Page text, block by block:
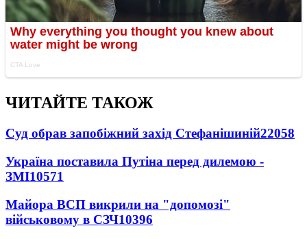
ЧИТАЙТЕ ТАКОЖ
Суд обрав запобіжний захід Стефанішиній22058
Україна поставила Путіна перед дилемою -
ЗМІ10571
Майора ВСП викрили на "допомозі"
військовому в СЗЧ10396